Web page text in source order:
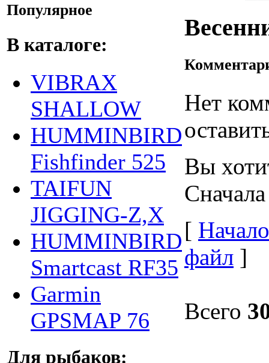
Популярное
В каталоге:
VIBRAX
SHALLOW
HUMMINBIRD
Fishfinder 525
TAIFUN
JIGGING-Z,X
HUMMINBIRD
Smartcast RF35
Garmin
GPSMAP 76
Для рыбаков:
Нет
Вы
[
файл ]
Всего